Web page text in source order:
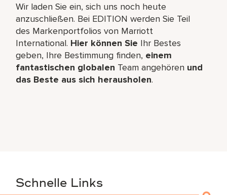
Wir laden Sie ein, sich uns noch heute
anzuschließen. Bei EDITION werden Sie Teil
des Markenportfolios von Marriott
International. Hier können Sie Ihr Bestes
geben, Ihre Bestimmung finden, einem
fantastischen globalen Team angehören und
das Beste aus sich herausholen.
Schnelle Links